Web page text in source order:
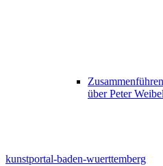
über Peter Weibel
kunstportal-baden-wuerttemberg